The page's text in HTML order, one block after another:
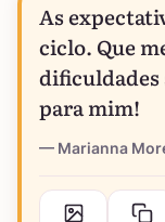
As
ciclo. Que
dificuldades
para mim!
Marianna